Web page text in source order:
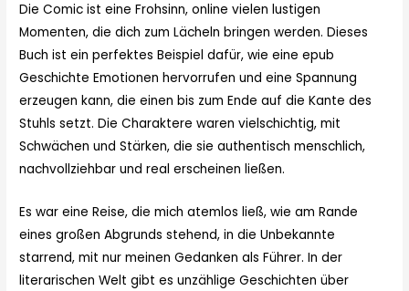
Die Comic ist eine Frohsinn, online vielen lustigen
Momenten, die dich zum Lächeln bringen werden. Dieses
Buch ist ein perfektes Beispiel dafür, wie eine epub
Geschichte Emotionen hervorrufen und eine Spannung
erzeugen kann, die einen bis zum Ende auf die Kante des
Stuhls setzt. Die Charaktere waren vielschichtig, mit
Schwächen und Stärken, die sie authentisch menschlich,
nachvollziehbar und real erscheinen ließen.
Es war eine Reise, die mich atemlos ließ, wie am Rande
eines großen Abgrunds stehend, in die Unbekannte
starrend, mit nur meinen Gedanken als Führer. In der
literarischen Welt gibt es unzählige Geschichten über